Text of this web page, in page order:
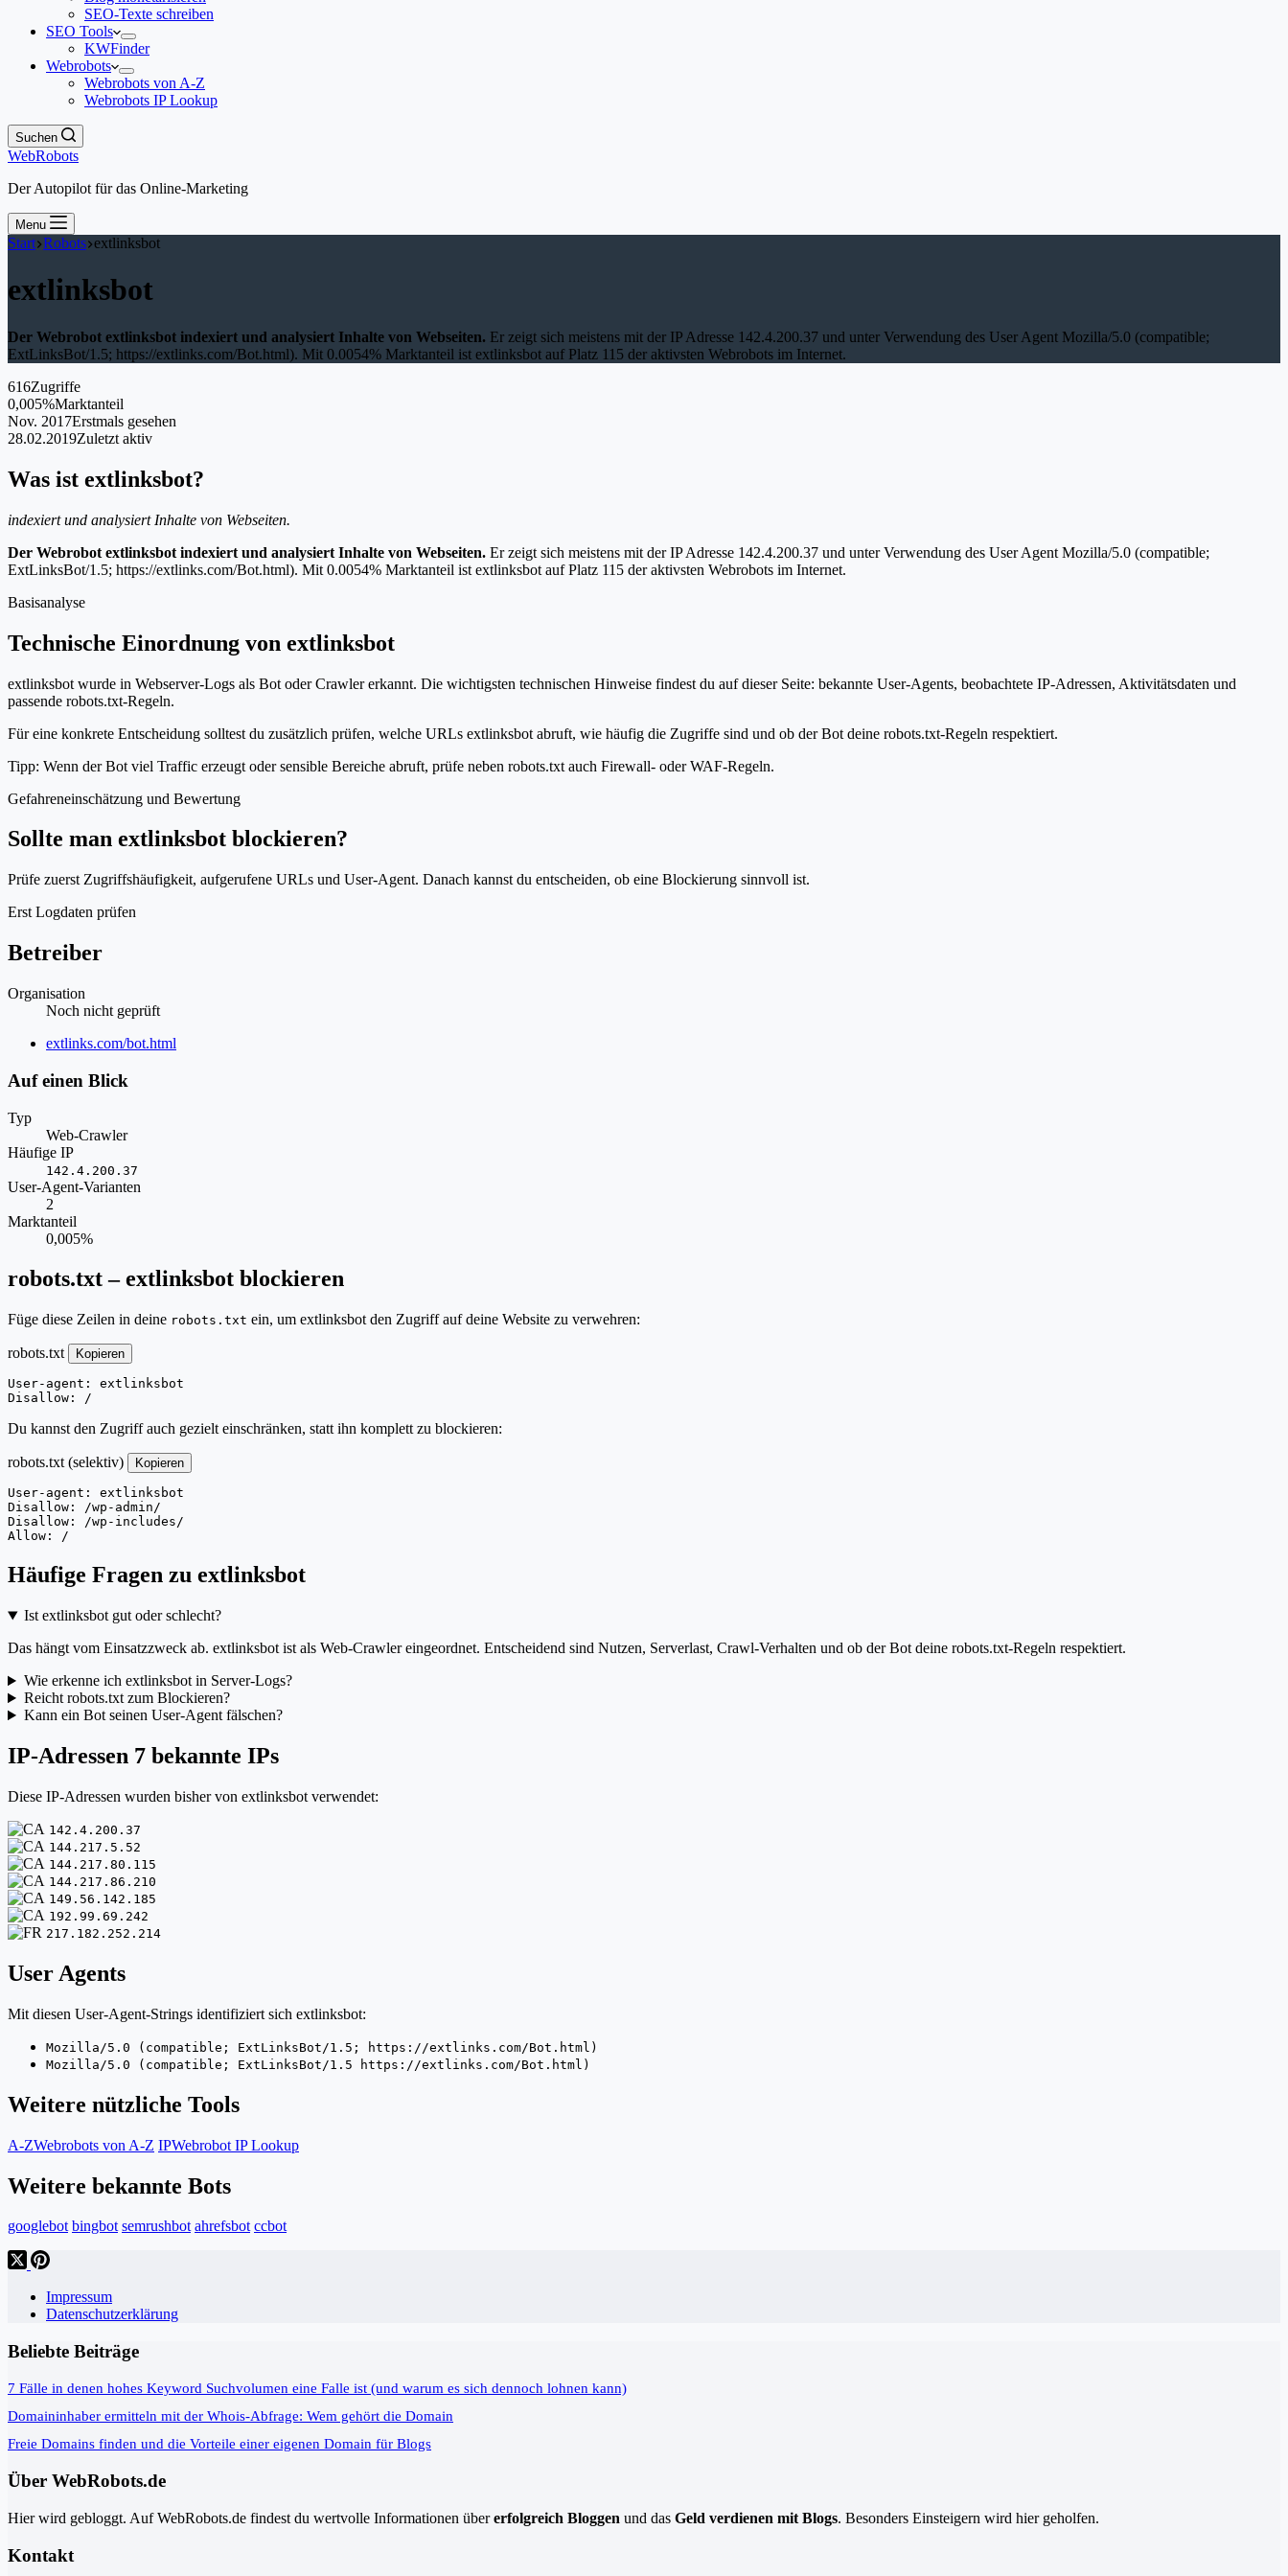
SEO-Texte schreiben
SEO Tools
KWFinder
Webrobots
Webrobots von A-Z
Webrobots IP Lookup
Suchen
WebRobots
Der Autopilot für das Online-Marketing
Menu
Start Robots extlinksbot
extlinksbot
Der Webrobot extlinksbot indexiert und analysiert Inhalte von Webseiten. Er zeigt sich meistens mit der IP Adresse 142.4.200.37 und unter Verwendung des User Agent Mozilla/5.0 (compatible;
ExtLinksBot/1.5; https://extlinks.com/Bot.html). Mit 0.0054% Marktanteil ist extlinksbot auf Platz 115 der aktivsten Webrobots im Internet.
616Zugriffe
0,005%Marktanteil
Nov. 2017Erstmals gesehen
28.02.2019Zuletzt aktiv
Was ist extlinksbot?
indexiert und analysiert Inhalte von Webseiten.
Der Webrobot extlinksbot indexiert und analysiert Inhalte von Webseiten. Er zeigt sich meistens mit der IP Adresse 142.4.200.37 und unter Verwendung des User Agent Mozilla/5.0 (compatible;
ExtLinksBot/1.5; https://extlinks.com/Bot.html). Mit 0.0054% Marktanteil ist extlinksbot auf Platz 115 der aktivsten Webrobots im Internet.
Basisanalyse
Technische Einordnung von extlinksbot
extlinksbot wurde in Webserver-Logs als Bot oder Crawler erkannt. Die wichtigsten technischen Hinweise findest du auf dieser Seite: bekannte User-Agents, beobachtete IP-Adressen, Aktivitätsdaten und
passende robots.txt-Regeln.
Für eine konkrete Entscheidung solltest du zusätzlich prüfen, welche URLs extlinksbot abruft, wie häufig die Zugriffe sind und ob der Bot deine robots.txt-Regeln respektiert.
Tipp: Wenn der Bot viel Traffic erzeugt oder sensible Bereiche abruft, prüfe neben robots.txt auch Firewall- oder WAF-Regeln.
Gefahreneinschätzung und Bewertung
Sollte man extlinksbot blockieren?
Prüfe zuerst Zugriffshäufigkeit, aufgerufene URLs und User-Agent. Danach kannst du entscheiden, ob eine Blockierung sinnvoll ist.
Erst Logdaten prüfen
Betreiber
Organisation
Noch nicht geprüft
Website
extlinks.com/bot.html
Auf einen Blick
Typ
Web-Crawler
Häufige IP
142.4.200.37
User-Agent-Varianten
2
Marktanteil
0,005%
robots.txt – extlinksbot blockieren
Füge diese Zeilen in deine robots.txt ein, um extlinksbot den Zugriff auf deine Website zu verwehren:
robots.txt Kopieren
User-agent: extlinksbot
Disallow: /
Du kannst den Zugriff auch gezielt einschränken, statt ihn komplett zu blockieren:
robots.txt (selektiv) Kopieren
User-agent: extlinksbot
Disallow: /wp-admin/
Disallow: /wp-includes/
Allow: /
Häufige Fragen zu extlinksbot
Ist extlinksbot gut oder schlecht?
Das hängt vom Einsatzzweck ab. extlinksbot ist als Web-Crawler eingeordnet. Entscheidend sind Nutzen, Serverlast, Crawl-Verhalten und ob der Bot deine robots.txt-Regeln respektiert.
Wie erkenne ich extlinksbot in Server-Logs?
Reicht robots.txt zum Blockieren?
Kann ein Bot seinen User-Agent fälschen?
IP-Adressen 7 bekannte IPs
Diese IP-Adressen wurden bisher von extlinksbot verwendet:
142.4.200.37
144.217.5.52
144.217.80.115
144.217.86.210
149.56.142.185
192.99.69.242
217.182.252.214
User Agents
Mit diesen User-Agent-Strings identifiziert sich extlinksbot:
Mozilla/5.0 (compatible; ExtLinksBot/1.5; https://extlinks.com/Bot.html)
Mozilla/5.0 (compatible; ExtLinksBot/1.5 https://extlinks.com/Bot.html)
Weitere nützliche Tools
A-ZWebrobots von A-Z IPWebrobot IP Lookup
Weitere bekannte Bots
googlebot bingbot semrushbot ahrefsbot ccbot
Impressum
Datenschutzerklärung
Beliebte Beiträge
7 Fälle in denen hohes Keyword Suchvolumen eine Falle ist (und warum es sich dennoch lohnen kann)
Domaininhaber ermitteln mit der Whois-Abfrage: Wem gehört die Domain
Freie Domains finden und die Vorteile einer eigenen Domain für Blogs
Über WebRobots.de
Hier wird gebloggt. Auf WebRobots.de findest du wertvolle Informationen übererfolgreich Bloggen und das Geld verdienen mit Blogs. Besonders Einsteigern wird hier geholfen.
Kontakt